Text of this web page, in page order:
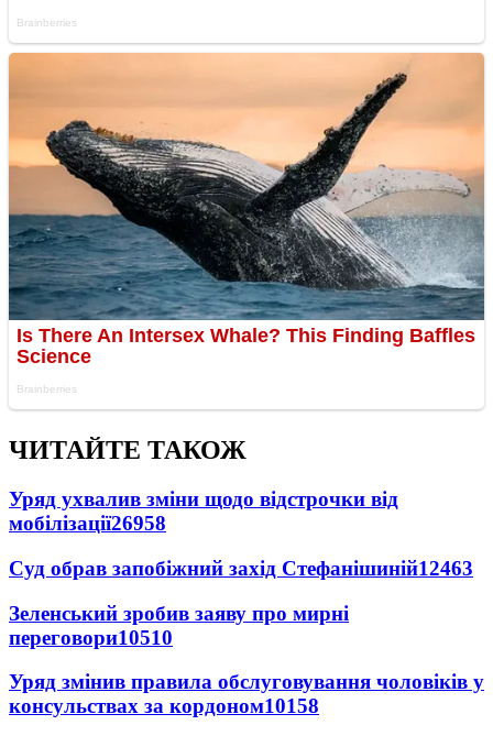
ЧИТАЙТЕ ТАКОЖ
Уряд ухвалив зміни щодо відстрочки від
мобілізації26958
Суд обрав запобіжний захід Стефанішиній12463
Зеленський зробив заяву про мирні
переговори10510
Уряд змінив правила обслуговування чоловіків у
консульствах за кордоном10158